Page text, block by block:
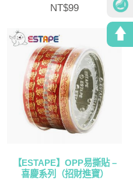
NT$99
【ESTAPE】OPP易撕貼 –
喜慶系列（招財進寶）